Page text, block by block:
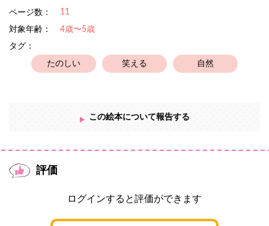
ページ数： 11
対象年齢：
4歳〜5歳
タグ：
たのしい 笑える 自然
この絵本について報告する
評価
ログインすると評価ができます